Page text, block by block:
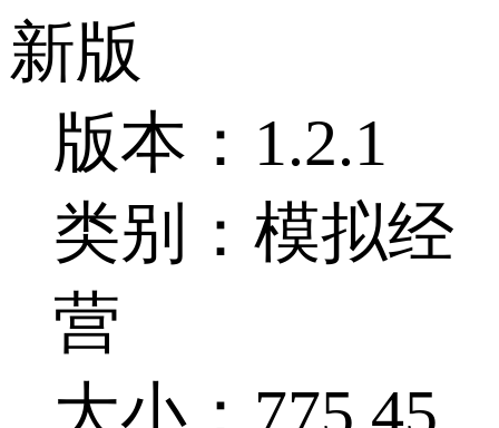
新版
版本：1.2.1
类别：模拟经
营
大小：775.45